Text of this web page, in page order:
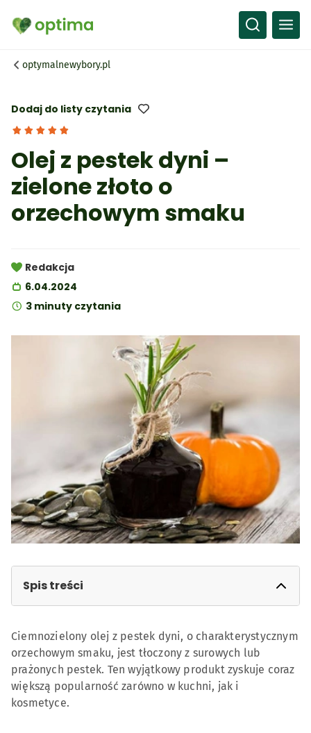
optymalnewybory.pl
Dodaj do listy czytania
Olej z pestek dyni –
zielone złoto o
orzechowym smaku
Redakcja
6.04.2024
3 minuty czytania
Spis treści
Stosunek omega-3 do omega-6 w oleju z pestek
dyni
Jak poprawnie przechowywać olej z pestek
dyni?
Ciemnozielony olej z pestek dyni, o charakterystycznym
orzechowym smaku, jest tłoczony z surowych lub
prażonych pestek. Ten wyjątkowy produkt zyskuje coraz
większą popularność zarówno w kuchni, jak i
kosmetyce.